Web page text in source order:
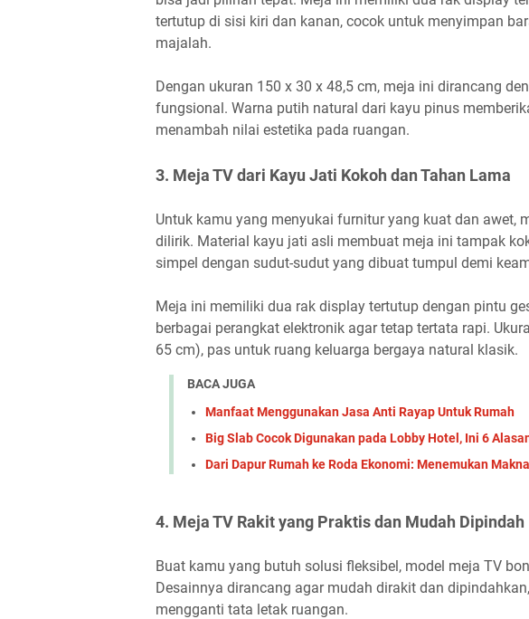
tertutup di sisi kiri dan kanan, cocok untuk menyimpan
majalah.
Dengan ukuran 150 x 30 x 48,5 cm, meja ini dirancang
fungsional. Warna putih natural dari kayu pinus
menambah nilai estetika pada ruangan.
3. Meja TV dari Kayu Jati Kokoh dan Tahan Lama
Untuk kamu yang menyukai furnitur yang kuat dan awet,
dilirik. Material kayu jati asli membuat meja ini tampak
simpel dengan sudut-sudut yang dibuat tumpul demi
Meja ini memiliki dua rak display tertutup dengan pintu
berbagai perangkat elektronik agar tetap tertata rapi.
65 cm), pas untuk ruang keluarga bergaya natural klasik.
BACA JUGA
Manfaat Menggunakan Jasa Anti Rayap Untuk Rumah
Big Slab Cocok Digunakan pada Lobby Hotel, Ini 6
Dari Dapur Rumah ke Roda Ekonomi: Menemukan
4. Meja TV Rakit yang Praktis dan Mudah Dipindah
Buat kamu yang butuh solusi fleksibel, model meja TV
Desainnya dirancang agar mudah dirakit dan
mengganti tata letak ruangan.